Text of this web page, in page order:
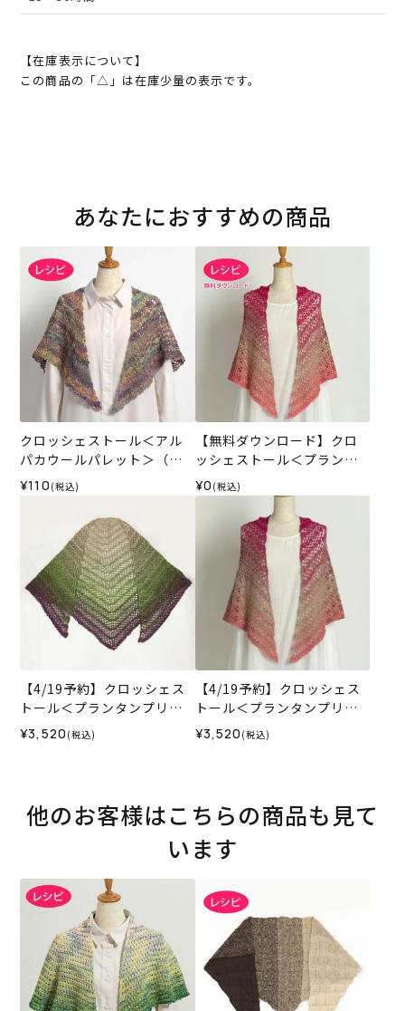
【在庫表示について】
この商品の「△」は在庫少量の表示です。
あなたにおすすめの商品
クロッシェストール＜アル
パカウールパレット＞（レ
シピ）
¥110 (税込)
【無料ダウンロード】クロ
ッシェストール＜プランタ
ンプリュス＞（レシピ）
¥0 (税込)
【4/19予約】クロッシェス
トール＜プランタンプリュ
ス01L＞（編み物 材料セッ
ト）
¥3,520 (税込)
【4/19予約】クロッシェス
トール＜プランタンプリュ
ス04P＞（編み物 材料セッ
ト）
¥3,520 (税込)
他のお客様はこちらの商品も見て
います